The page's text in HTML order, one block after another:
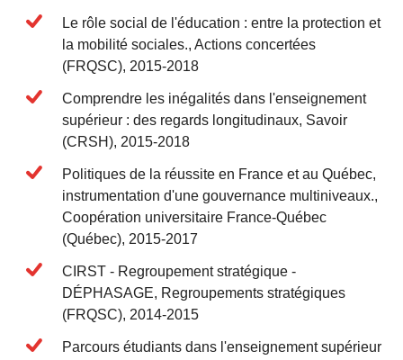
Le rôle social de l'éducation : entre la protection et
la mobilité sociales., Actions concertées
(FRQSC), 2015-2018
Comprendre les inégalités dans l'enseignement
supérieur : des regards longitudinaux, Savoir
(CRSH), 2015-2018
Politiques de la réussite en France et au Québec,
instrumentation d'une gouvernance multiniveaux.,
Coopération universitaire France-Québec
(Québec), 2015-2017
CIRST - Regroupement stratégique -
DÉPHASAGE, Regroupements stratégiques
(FRQSC), 2014-2015
Parcours étudiants dans l'enseignement supérieur